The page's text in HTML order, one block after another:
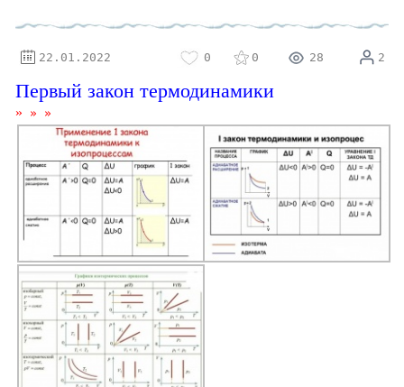
22.01.2022 0 ⚝ 0 28 2
Первый закон термодинамики
» » »